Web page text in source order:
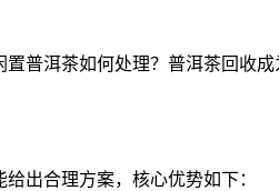
普洱茶如何处理？普洱茶回收
出合理方案，核心优势如下：